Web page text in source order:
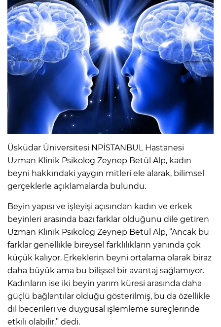
Üsküdar Üniversitesi NPİSTANBUL Hastanesi
Uzman Klinik Psikolog Zeynep Betül Alp, kadın
beyni hakkındaki yaygın mitleri ele alarak, bilimsel
gerçeklerle açıklamalarda bulundu.
Beyin yapısı ve işleyişi açısından kadın ve erkek
beyinleri arasında bazı farklar olduğunu dile getiren
Uzman Klinik Psikolog Zeynep Betül Alp, “Ancak bu
farklar genellikle bireysel farklılıkların yanında çok
küçük kalıyor. Erkeklerin beyni ortalama olarak biraz
daha büyük ama bu bilişsel bir avantaj sağlamıyor.
Kadınların ise iki beyin yarım küresi arasında daha
güçlü bağlantılar olduğu gösterilmiş, bu da özellikle
dil becerileri ve duygusal işlemleme süreçlerinde
etkili olabilir.” dedi.